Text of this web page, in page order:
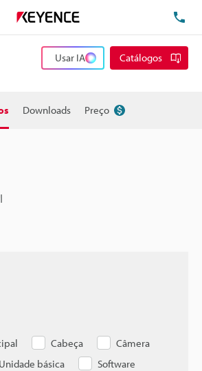
Usar IA Catálogos
Downloads Preço
Cabeça
Câmera
Unidade básica
Software